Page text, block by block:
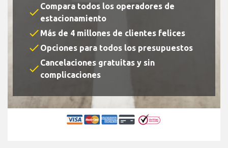
check Compara todos los operadores de
estacionamiento
check Más de 4 millones de clientes felices
check Opciones para todos los presupuestos
check Cancelaciones gratuitas y sin
complicaciones